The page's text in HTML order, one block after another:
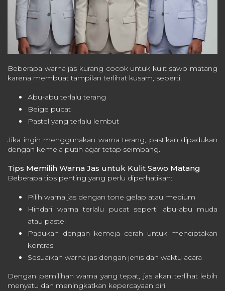
Beberapa warna jas kurang cocok untuk kulit sawo matang
karena membuat tampilan terlihat kusam, seperti:
Abu-abu terlalu terang
Beige pucat
Pastel yang terlalu lembut
Jika ingin menggunakan warna terang, pastikan dipadukan
dengan kemeja putih agar tetap seimbang.
Tips Memilih Warna Jas untuk Kulit Sawo Matang
Beberapa tips penting yang perlu diperhatikan:
Pilih warna jas dengan tone gelap atau medium
Hindari warna terlalu pucat seperti abu-abu muda
atau pastel
Padukan dengan kemeja cerah untuk menciptakan
kontras
Sesuaikan warna jas dengan jenis dan waktu acara
Dengan pemilihan warna yang tepat, jas akan terlihat lebih
menyatu dan meningkatkan kepercayaan diri.